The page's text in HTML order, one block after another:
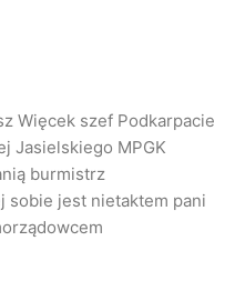
Więcek szef Podkarpacie
Jasielskiego MPGK
burmistrz
sobie jest nietaktem pani